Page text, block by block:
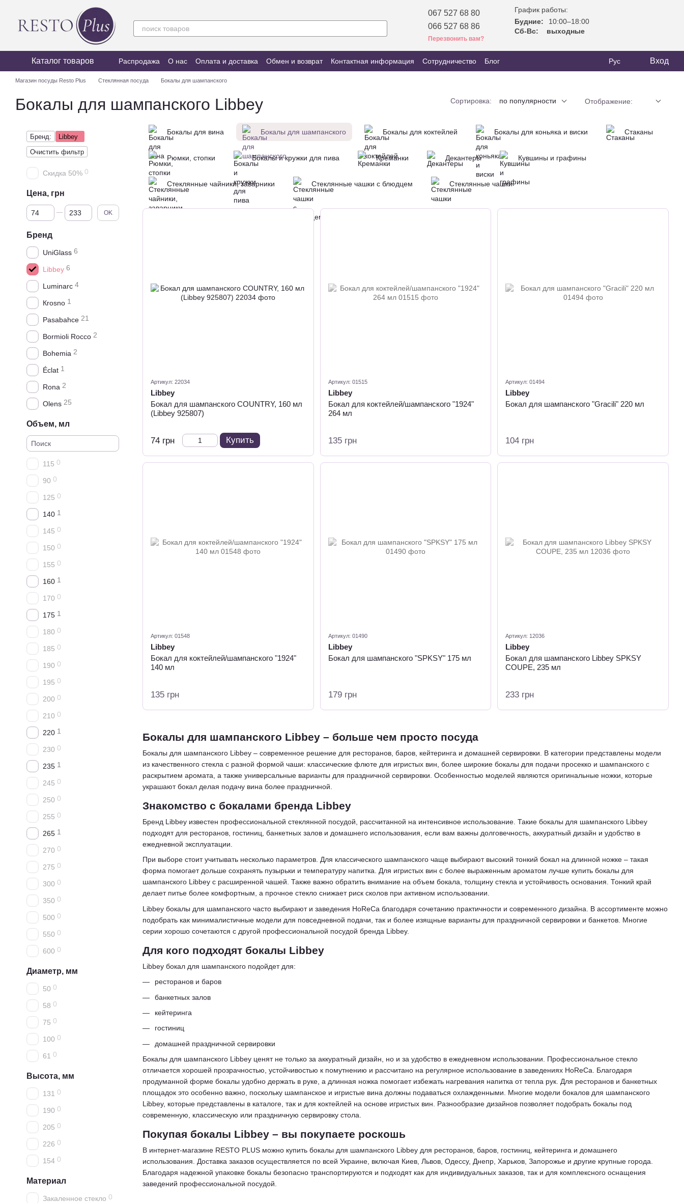
Перейти к основному контенту
067 527 68 80
066 527 68 86
Перезвонить вам?
График работы:
Будние:
10:00–18:00
Сб-Вс:
выходные
Каталог товаров Распродажа О нас Оплата и доставка Обмен и возврат Контактная информация Сотрудничество Блог Рус Вход
Магазин посуды Resto Plus Стеклянная посуда Бокалы для шампанского
Бокалы для шампанского Libbey Сортировка: по популярности Отображение:
Бокалы для вина Бокалы для шампанского Бокалы для коктейлей Бокалы для коньяка и виски Стаканы
Рюмки, стопки Бокалы и кружки для пива Креманки Декантеры Кувшины и графины
Стеклянные чайники, заварники Стеклянные чашки с блюдцем Стеклянные чашки
Бокалы для шампанского Libbey – больше чем просто посуда
Бокалы для шампанского Libbey – современное решение для ресторанов, баров, кейтеринга и домашней сервировки. В категории представлены модели
из качественного стекла с разной формой чаши: классические флюте для игристых вин, более широкие бокалы для подачи просекко и шампанского с
раскрытием аромата, а также универсальные варианты для праздничной сервировки. Особенностью моделей являются оригинальные ножки, которые
украшают бокал делая подачу вина более праздничной.
Знакомство с бокалами бренда Libbey
Бренд Libbey известен профессиональной стеклянной посудой, рассчитанной на интенсивное использование. Такие бокалы для шампанского Libbey
подходят для ресторанов, гостиниц, банкетных залов и домашнего использования, если вам важны долговечность, аккуратный дизайн и удобство в
ежедневной эксплуатации.
При выборе стоит учитывать несколько параметров. Для классического шампанского чаще выбирают высокий тонкий бокал на длинной ножке – такая
форма помогает дольше сохранять пузырьки и температуру напитка. Для игристых вин с более выраженным ароматом лучше купить бокалы для
шампанского Libbey с расширенной чашей. Также важно обратить внимание на объем бокала, толщину стекла и устойчивость основания. Тонкий край
делает питье более комфортным, а прочное стекло снижает риск сколов при активном использовании.
Libbey бокалы для шампанского часто выбирают и заведения HoReCa благодаря сочетанию практичности и современного дизайна. В ассортименте можно
подобрать как минималистичные модели для повседневной подачи, так и более изящные варианты для праздничной сервировки и банкетов. Многие
серии хорошо сочетаются с другой профессиональной посудой бренда Libbey.
Для кого подходят бокалы Libbey
Libbey бокал для шампанского подойдет для:
ресторанов и баров
банкетных залов
кейтеринга
гостиниц
домашней праздничной сервировки
Бокалы для шампанского Libbey ценят не только за аккуратный дизайн, но и за удобство в ежедневном использовании. Профессиональное стекло
отличается хорошей прозрачностью, устойчивостью к помутнению и рассчитано на регулярное использование в заведениях HoReCa. Благодаря
продуманной форме бокалы удобно держать в руке, а длинная ножка помогает избежать нагревания напитка от тепла рук. Для ресторанов и банкетных
площадок это особенно важно, поскольку шампанское и игристые вина должны подаваться охлажденными. Многие модели бокалов для шампанского
Libbey, которые представлены в каталоге, так и для коктейлей на основе игристых вин. Разнообразие дизайнов позволяет подобрать бокалы под
современную, классическую или праздничную сервировку стола.
Покупая бокалы Libbey – вы покупаете роскошь
В интернет-магазине RESTO PLUS можно купить бокалы для шампанского Libbey для ресторанов, баров, гостиниц, кейтеринга и домашнего
использования. Доставка заказов осуществляется по всей Украине, включая Киев, Львов, Одессу, Днепр, Харьков, Запорожье и другие крупные города.
Благодаря надежной упаковке бокалы безопасно транспортируются и подходят как для индивидуальных заказов, так и для комплексного оснащения
заведений профессиональной посудой.
Артикул: 22034
Libbey
Бокал для шампанского COUNTRY, 160 мл
(Libbey 925807)
74 грн Купить
Артикул: 01515
Libbey
Бокал для коктейлей/шампанского "1924"
264 мл
135 грн
Артикул: 01494
Libbey
Бокал для шампанского "Gracili" 220 мл
104 грн
Артикул: 01548
Libbey
Бокал для коктейлей/шампанского "1924"
140 мл
135 грн
Артикул: 01490
Libbey
Бокал для шампанского "SPKSY" 175 мл
179 грн
Артикул: 12036
Libbey
Бокал для шампанского Libbey SPKSY
COUPE, 235 мл
233 грн
Бренд:
Libbey
Очистить фильтр
Скидка 50% 0
Цена, грн
От Цена, грн
До Цена, грн OK
Бренд
UniGlass 6
Libbey 6
Luminarc 4
Кrosno 1
Pasabahce 21
Bormioli Rocco 2
Bohemia 2
Éclat 1
Rona 2
Olens 25
Объем, мл
115 0
90 0
125 0
140 1
145 0
150 0
155 0
160 1
170 0
175 1
180 0
185 0
190 0
195 0
200 0
210 0
220 1
230 0
235 1
245 0
250 0
255 0
265 1
270 0
275 0
300 0
350 0
500 0
550 0
600 0
Диаметр, мм
50 0
58 0
75 0
100 0
61 0
Высота, мм
131 0
190 0
205 0
226 0
154 0
Материал
Закаленное стекло 0